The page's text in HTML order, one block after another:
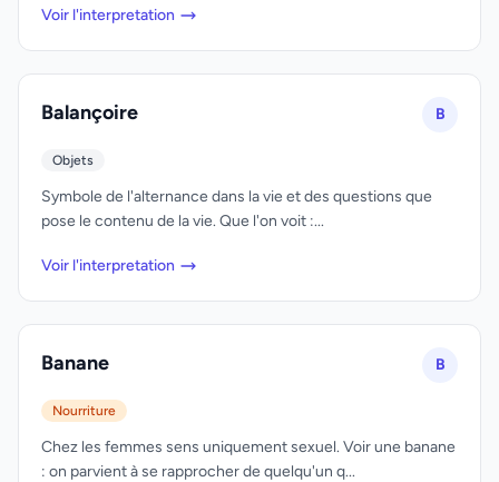
Voir l'interpretation
Balançoire B
Objets
Symbole de l'alternance dans la vie et des questions que
pose le contenu de la vie. Que l'on voit :...
Voir l'interpretation
Banane B
Nourriture
Chez les femmes sens uniquement sexuel. Voir une banane
: on parvient à se rapprocher de quelqu'un q...